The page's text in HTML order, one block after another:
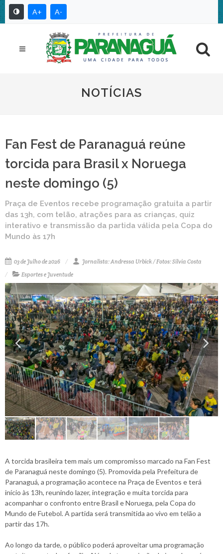
A+ A-
NOTÍCIAS
Fan Fest de Paranaguá reúne
torcida para Brasil x Noruega
neste domingo (5)
Praça de Eventos recebe programação gratuita a partir
das 13h, com telão, atrações para as crianças, quiz
interativo e transmissão da partida válida pela Copa do
Mundo às 17h
03 de Julho de 2026
Jornalista: Andressa Urbick / Fotos: Silvia Costa
Esportes e Juventude
A torcida brasileira tem mais um compromisso marcado na Fan Fest
de Paranaguá neste domingo (5). Promovida pela Prefeitura de
Paranaguá, a programação acontece na Praça de Eventos e terá
início às 13h, reunindo lazer, integração e muita torcida para
acompanhar o confronto entre Brasil e Noruega, pela Copa do
Mundo de Futebol. A partida será transmitida ao vivo em telão a
partir das 17h.
Ao longo da tarde, o público poderá aproveitar uma programação